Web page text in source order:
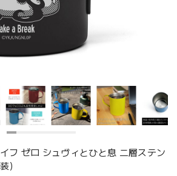
フ ゼロ シュヴィとひと息 二層ステン
）